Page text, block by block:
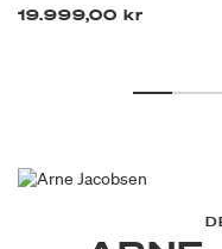
19.999,00 kr